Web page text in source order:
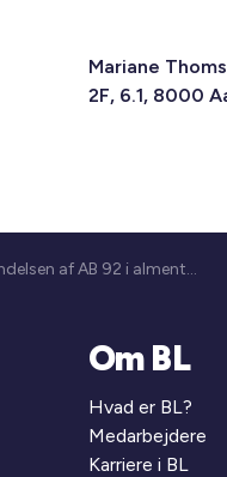
Mariane
2F, 6.1, 8000
Anvendelsen af AB 92 i alment byggeri – antallet og omfanget af egentlige fravigelser skal begrænses mest muligt
Om BL
Hvad er BL?
Medarbejdere
Karriere i BL